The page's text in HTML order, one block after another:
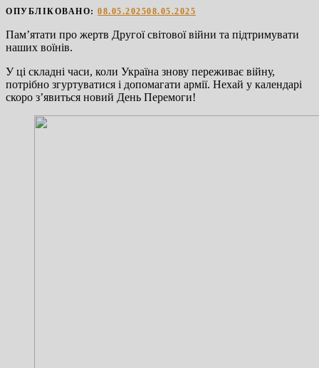
ОПУБЛІКОВАНО: 08.05.202508.05.2025
Пам’ятати про жертв Другої світової війни та підтримувати
наших воїнів.
У ці складні часи, коли Україна знову переживає війну,
потрібно згуртуватися і допомагати армії. Нехай у календарі
скоро з’явиться новий День Перемоги!